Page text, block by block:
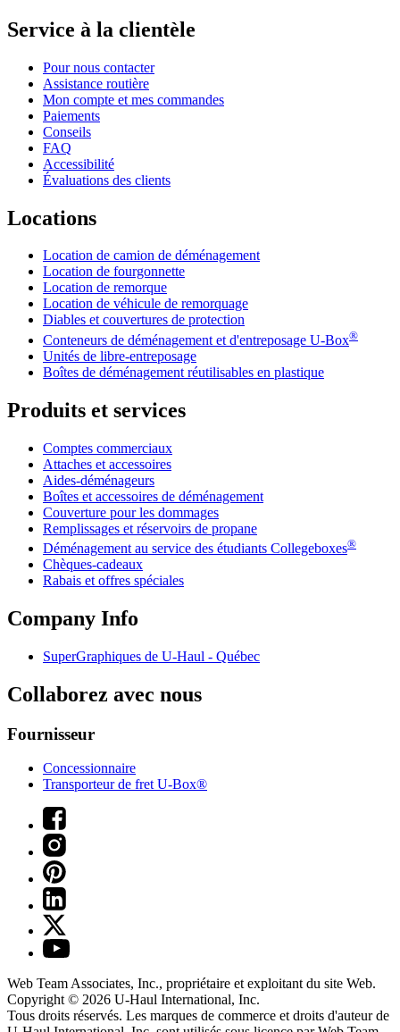
Service à la clientèle
Pour nous contacter
Assistance routière
Mon compte et mes commandes
Paiements
Conseils
FAQ
Accessibilité
Évaluations des clients
Locations
Location de camion de déménagement
Location de fourgonnette
Location de remorque
Location de véhicule de remorquage
Diables et couvertures de protection
Conteneurs de déménagement et d'entreposage U-Box®
Unités de libre-entreposage
Boîtes de déménagement réutilisables en plastique
Produits et services
Comptes commerciaux
Attaches et accessoires
Aides-déménageurs
Boîtes et accessoires de déménagement
Couverture pour les dommages
Remplissages et réservoirs de propane
Déménagement au service des étudiants Collegeboxes®
Chèques-cadeaux
Rabais et offres spéciales
Company Info
SuperGraphiques de U-Haul - Québec
Collaborez avec nous
Fournisseur
Concessionnaire
Transporteur de fret U-Box®
Web Team Associates, Inc., propriétaire et exploitant du site Web.
Copyright © 2026 U-Haul International, Inc.
Tous droits réservés. Les marques de commerce et droits d'auteur de